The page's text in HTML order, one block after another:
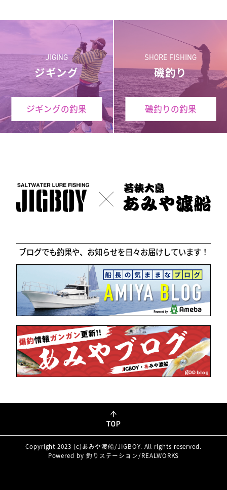
JIGING
ジギング
ジギングの釣果
SHORE FISHING
磯釣り
磯釣りの釣果
ブログでも釣果や、お知らせを日々お届けしています！
Copyright 2023 (c)あみや渡船/JIGBOY. All rights reserved.
Powered by 釣りステーション/REALWORKS